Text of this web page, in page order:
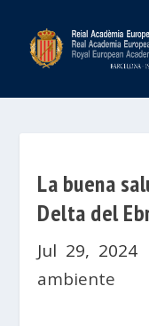
La buena
Delta del
Jul 29, 2024
ambiente